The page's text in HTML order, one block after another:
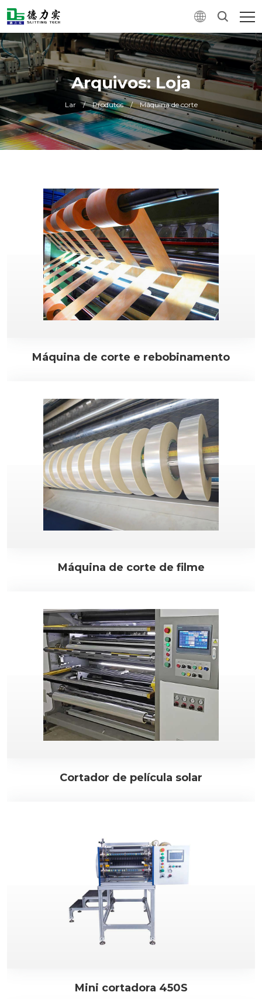
Arquivos: Loja
Lar / Produtos / Máquina de corte
Máquina de corte e rebobinamento
Máquina de corte de filme
Cortador de película solar
Mini cortadora 450S